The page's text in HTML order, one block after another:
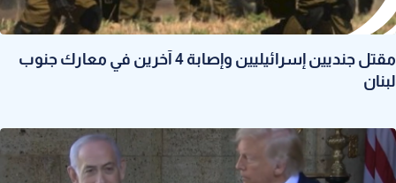
مقتل جنديين إسرائيليين وإصابة 4 آخرين في معارك جنوب
لبنان